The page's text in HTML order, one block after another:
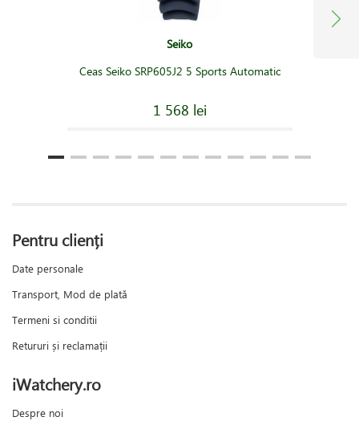
Seiko
Ceas Seiko SRP605J2 5 Sports Automatic
1 568 lei
Pentru clienți
Date personale
Transport, Mod de plată
Termeni si conditii
Retururi și reclamații
iWatchery.ro
Despre noi